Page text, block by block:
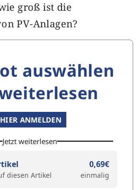
groß ist die
PV-Anlagen?
auswählen
HIER ANMELDEN
Jetzt weiterlesen
diesen Artikel
0,69€
einmalig